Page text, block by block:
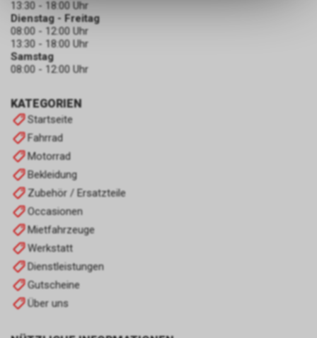
KATEGORIEN
Startseite
Fahrrad
Motorrad
Bekleidung
Zubehör / Ersatzteile
Occasionen
Mietfahrzeuge
Werkstatt
Dienstleistungen
Gutscheine
Über uns
13:30 - 18:00 Uhr
Dienstag - Freitag
08:00 - 12:00 Uhr
13:30 - 18:00 Uhr
Samstag
08:00 - 12:00 Uhr